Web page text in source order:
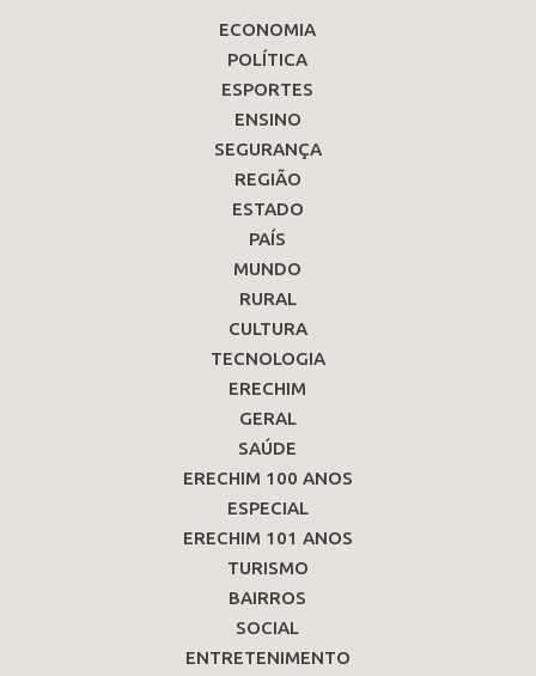
ECONOMIA
POLÍTICA
ESPORTES
ENSINO
SEGURANÇA
REGIÃO
ESTADO
PAÍS
MUNDO
RURAL
CULTURA
TECNOLOGIA
ERECHIM
GERAL
SAÚDE
ERECHIM 100 ANOS
ESPECIAL
ERECHIM 101 ANOS
TURISMO
BAIRROS
SOCIAL
ENTRETENIMENTO